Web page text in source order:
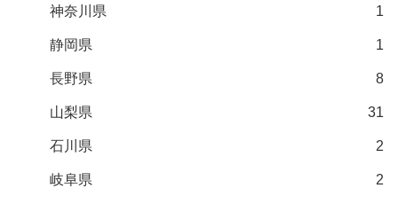
神奈川県 1
静岡県 1
長野県 8
山梨県 31
石川県 2
岐阜県 2